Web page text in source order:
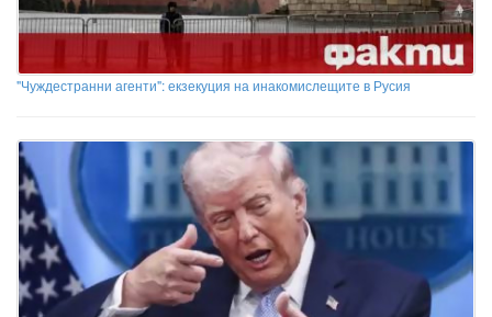
"Чуждестранни агенти": екзекуция на инакомислещите в Русия